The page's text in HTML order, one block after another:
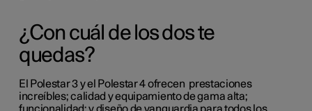
¿Con cuál de los dos te
quedas?
El Polestar 3 y el Polestar 4 ofrecen prestaciones
increíbles; calidad y equipamiento de gama alta;
funcionalidad; y diseño de vanguardia para todos los